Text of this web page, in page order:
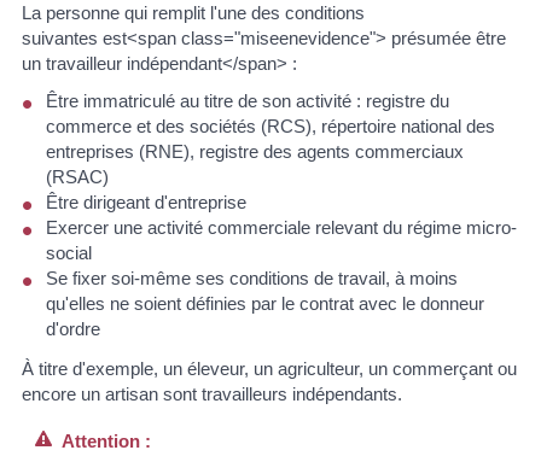
La personne qui remplit l'une des conditions
suivantes est<span class="miseenevidence"> présumée être
un travailleur indépendant</span> :
Être immatriculé au titre de son activité : registre du
commerce et des sociétés (RCS), répertoire national des
entreprises (RNE), registre des agents commerciaux
(RSAC)
Être dirigeant d'entreprise
Exercer une activité commerciale relevant du régime micro-
social
Se fixer soi-même ses conditions de travail, à moins
qu'elles ne soient définies par le contrat avec le donneur
d'ordre
À titre d'exemple, un éleveur, un agriculteur, un commerçant ou
encore un artisan sont travailleurs indépendants.
Attention :